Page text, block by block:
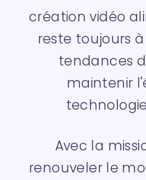
création vidéo
reste toujours
tendances
maintenir
Avec la
renouveler le